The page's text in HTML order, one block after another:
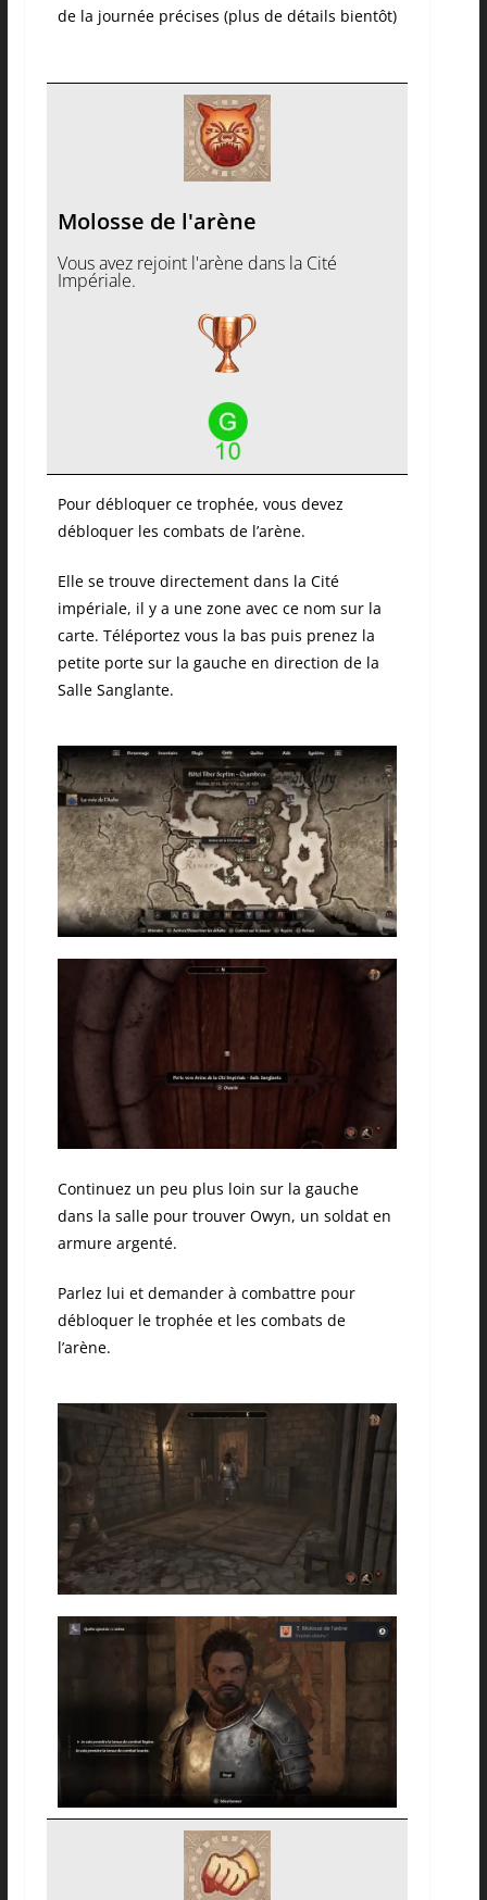
de la journée précises (plus de détails bientôt)
Molosse de l'arène
Vous avez rejoint l'arène dans la Cité
Impériale.
Pour débloquer ce trophée, vous devez
débloquer les combats de l’arène.
Elle se trouve directement dans la Cité
impériale, il y a une zone avec ce nom sur la
carte. Téléportez vous la bas puis prenez la
petite porte sur la gauche en direction de la
Salle Sanglante.
Continuez un peu plus loin sur la gauche
dans la salle pour trouver Owyn, un soldat en
armure argenté.
Parlez lui et demander à combattre pour
débloquer le trophée et les combats de
l’arène.